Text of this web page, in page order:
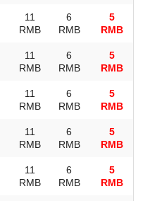
11
RMB
6
RMB
5
RMB
11
RMB
6
RMB
5
RMB
11
RMB
6
RMB
5
RMB
11
RMB
6
RMB
5
RMB
11
RMB
6
RMB
5
RMB